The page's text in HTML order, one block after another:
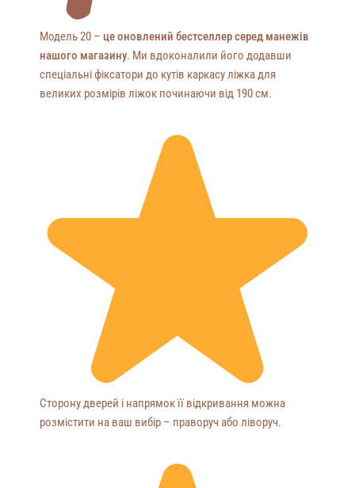
Модель 20 – це оновлений бестселлер серед манежів
нашого магазину. Ми вдоконалили його додавши
спеціальні фіксатори до кутів каркасу ліжка для
великих розмірів ліжок починаючи від 190 см.
Сторону дверей і напрямок її відкривання можна
розмістити на ваш вибір – праворуч або ліворуч.